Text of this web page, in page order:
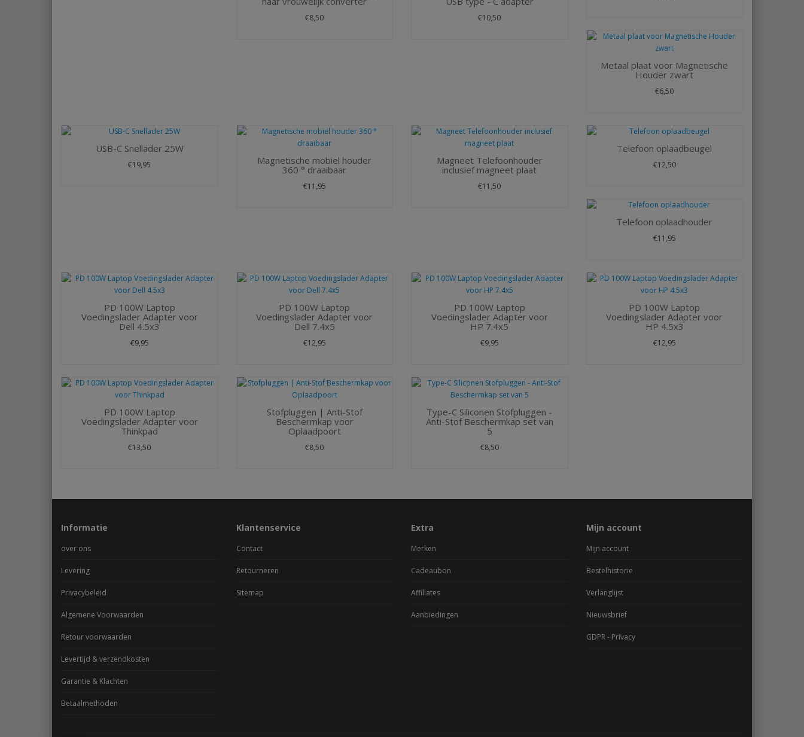
€8,50 €10,50
Metaal plaat voor Magnetische
Houder zwart
€6,50
USB-C Snellader 25W
€19,95
Magnetische mobiel houder
360 ° draaibaar
€11,95
Magneet Telefoonhouder
inclusief magneet plaat
€11,50
Telefoon oplaadbeugel
€12,50
Telefoon oplaadhouder
€11,95
PD 100W Laptop
Voedingslader Adapter voor
Dell 4.5x3
€9,95
PD 100W Laptop
Voedingslader Adapter voor
Dell 7.4x5
€12,95
PD 100W Laptop
Voedingslader Adapter voor
HP 7.4x5
€9,95
PD 100W Laptop
Voedingslader Adapter voor
HP 4.5x3
€12,95
PD 100W Laptop
Voedingslader Adapter voor
Thinkpad
€13,50
Stofpluggen | Anti-Stof
Beschermkap voor
Oplaadpoort
€8,50
Type-C Siliconen Stofpluggen -
Anti-Stof Beschermkap set van
5
€8,50
Informatie
over ons
Levering
Privacybeleid
Algemene Voorwaarden
Retour voorwaarden
Levertijd & verzendkosten
Garantie & Klachten
Betaalmethoden
Klantenservice
Contact
Retourneren
Sitemap
Extra
Merken
Cadeaubon
Affiliates
Aanbiedingen
Mijn account
Mijn account
Bestelhistorie
Verlanglijst
Nieuwsbrief
GDPR - Privacy